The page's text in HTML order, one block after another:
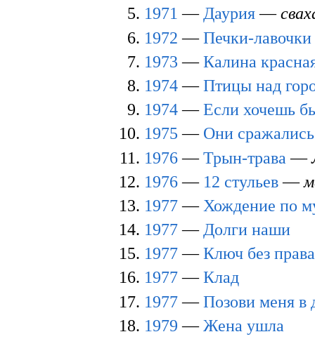
1971 — Даурия—
1972 —Печки-лавочки
1973 —Калина
1974—Птицы над
1974—Если хочешь
1975 — Они
1976—Трын-трава —
1976— 12 стульев—
1977— Хождение по
1977— Долги наши
1977—Ключ без
1977—Клад
1977—Позови меня в
1979 —Жена ушла